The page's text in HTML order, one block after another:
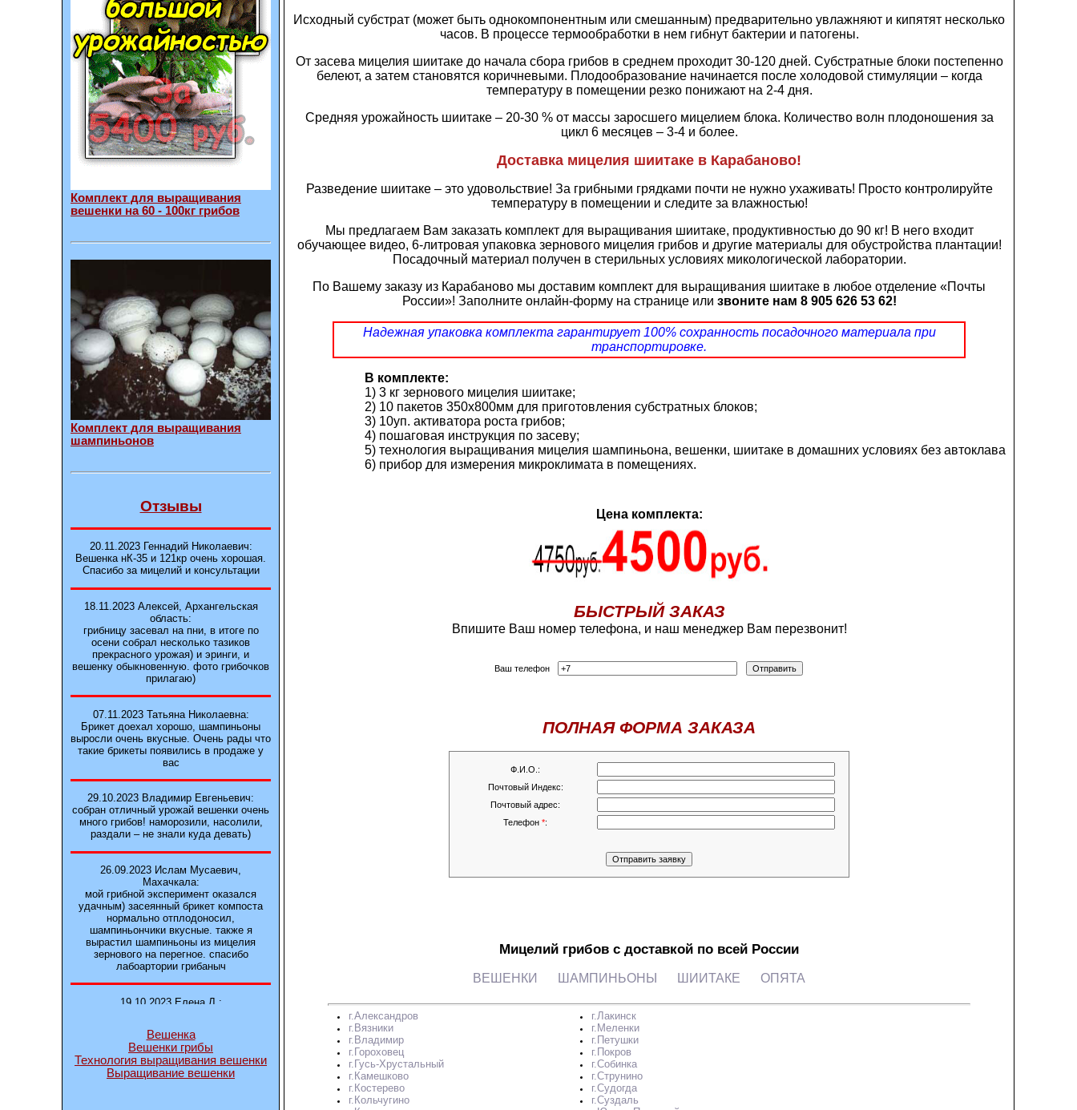
Комплект для выращивания
вешенки на 60 - 100кг грибов
Комплект для выращивания
шампиньонов
Отзывы
20.11.2023 Геннадий Николаевич:
Вешенка нК-35 и 121кp очень хорошая.
Спасибо за мицелий и консультации
18.11.2023 Алексей, Архангельская
область:
грибницу засевал на пни, в итоге по
осени собрал несколько тазиков
прекрасного урожая) и эринги, и
вешенку обыкновенную. фото грибочков
прилагаю)
07.11.2023 Татьяна Николаевна:
Брикет доехал хорошо, шампиньоны
выросли очень вкусные. Очень рады что
такие брикеты появились в продаже у
вас
29.10.2023 Владимир Евгеньевич:
собран отличный урожай вешенки очень
много грибов! наморозили, насолили,
раздали – не знали куда девать)
26.09.2023 Ислам Мусаевич,
Махачкала:
мой грибной эксперимент оказался
удачным) засеянный брикет компоста
нормально отплодоносил,
шампиньончики вкусные. также я
вырастил шампиньоны из мицелия
зернового на перегное. спасибо
лабоартории грибаныч
19.10.2023 Елена Л.:
2-3 волны
14.10.2023 Александр:
Вешенка
Вешенки грибы
Технология выращивания вешенки
Выращивание вешенки
Исходный субстрат (может быть однокомпонентным или смешанным) предварительно увлажняют и кипятят несколько
часов. В процессе термообработки в нем гибнут бактерии и патогены.
От засева мицелия шиитаке до начала сбора грибов в среднем проходит 30-120 дней. Субстратные блоки постепенно
белеют, а затем становятся коричневыми. Плодообразование начинается после холодовой стимуляции – когда
температуру в помещении резко понижают на 2-4 дня.
Средняя урожайность шиитаке – 20-30 % от массы заросшего мицелием блока. Количество волн плодоношения за
цикл 6 месяцев – 3-4 и более.
Доставка мицелия шиитаке в Карабаново!
Разведение шиитаке – это удовольствие! За грибными грядками почти не нужно ухаживать! Просто контролируйте
температуру в помещении и следите за влажностью!
Мы предлагаем Вам заказать комплект для выращивания шиитаке, продуктивностью до 90 кг! В него входит
обучающее видео, 6-литровая упаковка зернового мицелия грибов и другие материалы для обустройства плантации!
Посадочный материал получен в стерильных условиях микологической лаборатории.
По Вашему заказу из Карабаново мы доставим комплект для выращивания шиитаке в любое отделение «Почты
России»! Заполните онлайн-форму на странице или звоните нам 8 905 626 53 62!
Надежная упаковка комплекта гарантирует 100% сохранность посадочного материала при
транспортировке.
В комплекте:
1) 3 кг зернового мицелия шиитаке;
2) 10 пакетов 350х800мм для приготовления субстратных блоков;
3) 10уп. активатора роста грибов;
4) пошаговая инструкция по засеву;
5) технология выращивания мицелия шампиньона, вешенки, шиитаке в домашних условиях без автоклава
6) прибор для измерения микроклимата в помещениях.
Цена комплекта:
БЫСТРЫЙ ЗАКАЗ
Впишите Ваш номер телефона, и наш менеджер Вам перезвонит!
Ваш телефон
ПОЛНАЯ ФОРМА ЗАКАЗА
Ф.И.О.:
Почтовый Индекс:
Почтовый адрес:
Телефон *:
Мицелий грибов с доставкой по всей России
ВЕШЕНКИ ШАМПИНЬОНЫ ШИИТАКЕ ОПЯТА
г.Александров
г.Вязники
г.Владимир
г.Гороховец
г.Гусь-Хрустальный
г.Камешково
г.Костерево
г.Кольчугино
г.Лакинск
г.Меленки
г.Петушки
г.Покров
г.Собинка
г.Струнино
г.Судогда
г.Суздаль